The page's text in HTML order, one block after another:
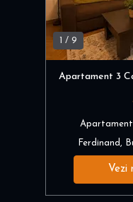
1 / 9
Apartament 3
Apartament
Ferdinand,
Vezi